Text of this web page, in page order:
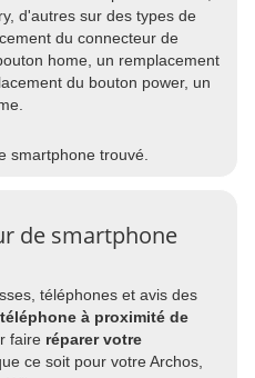
d'autres sur des types de
du connecteur de
home, un remplacement
du bouton power, un
smartphone trouvé.
de smartphone
téléphones et avis des
à proximité de
faire réparer votre
ce soit pour votre Archos,